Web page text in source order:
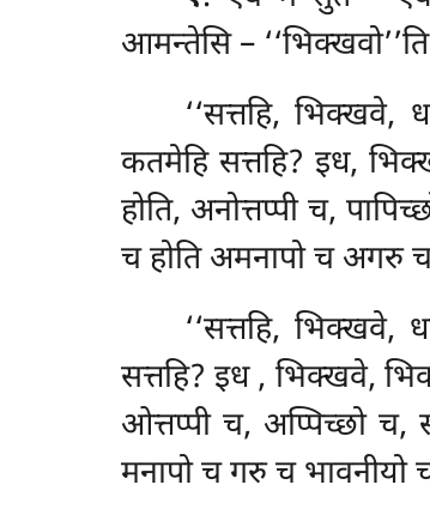
आमन्तेसि –
‘‘सत्तहि, भिक्खवे,
कतमेहि सत्तहि? इध,
होति, अनोत्तप्पी च,
च होति अमनापो च अगरु
‘‘सत्तहि, भिक्खवे,
सत्तहि? इध , भिक्खवे,
ओत्तप्पी च, अप्पिच्छो च,
मनापो च गरु च भावनीयो